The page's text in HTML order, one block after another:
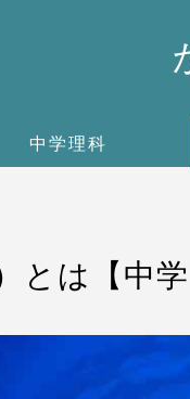
中学理科
とは【中学